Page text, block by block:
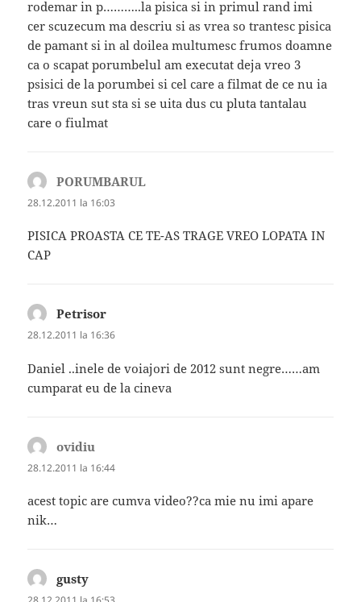
rodemar in p………..la pisica si in primul rand imi
cer scuzecum ma descriu si as vrea so trantesc pisica
de pamant si in al doilea multumesc frumos doamne
ca o scapat porumbelul am executat deja vreo 3
psisici de la porumbei si cel care a filmat de ce nu ia
tras vreun sut sta si se uita dus cu pluta tantalau
care o fiulmat
PORUMBARUL
28.12.2011 la 16:03
PISICA PROASTA CE TE-AS TRAGE VREO LOPATA IN
CAP
Petrisor
28.12.2011 la 16:36
Daniel ..inele de voiajori de 2012 sunt negre……am
cumparat eu de la cineva
ovidiu
28.12.2011 la 16:44
acest topic are cumva video??ca mie nu imi apare
nik…
gusty